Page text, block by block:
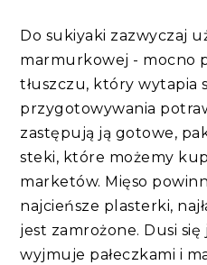
Do sukiyaki zazwyczaj
marmurkowej - mocno
tłuszczu, który wytapia
przygotowywania
zastępują ją gotowe,
steki, które możemy
marketów. Mięso
najcieńsze plasterki,
jest zamrożone. Dusi
wyjmuje pałeczkami i